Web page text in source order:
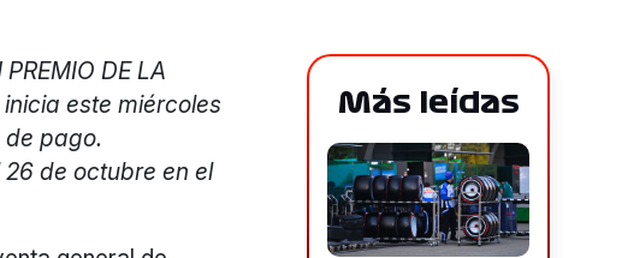
DE LA
este miércoles
pago.
de octubre en el
Más leídas